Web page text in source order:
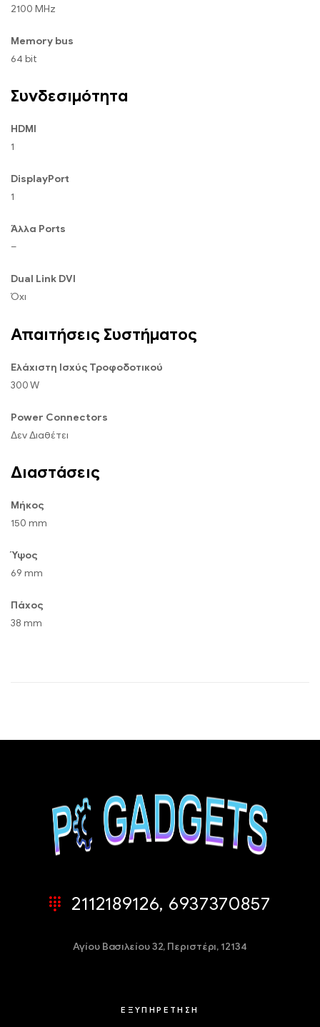
2100 MHz
Memory bus
64 bit
Συνδεσιμότητα
HDMI
1
DisplayPort
1
Άλλα Ports
–
Dual Link DVI
Όχι
Απαιτήσεις Συστήματος
Ελάχιστη Ισχύς Τροφοδοτικού
300 W
Power Connectors
Δεν Διαθέτει
Διαστάσεις
Μήκος
150 mm
Ύψος
69 mm
Πάχος
38 mm
2112189126, 6937370857
Αγίου Βασιλείου 32, Περιστέρι, 12134
ΕΞΥΠΗΡΕΤΗΣΗ